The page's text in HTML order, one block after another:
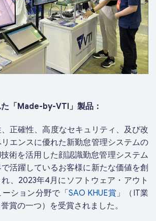
「Made-by-VTI」製品：
正確性、高度なセキュリティ、及び改
エンスに優れた新勤怠管理システムの
術を活用した顔認識勤怠管理システム
活躍しているお客様に新たな価値を創
、2023年4月にソフトウェア・アウト
ション分野で「SAO KHUE賞 」（IT業
賞の一つ）を受賞されました。